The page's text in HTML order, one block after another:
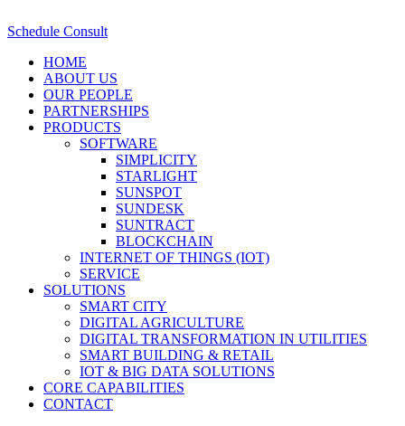
Schedule Consult
HOME
ABOUT US
OUR PEOPLE
PARTNERSHIPS
PRODUCTS
SOFTWARE
SIMPLICITY
STARLIGHT
SUNSPOT
SUNDESK
SUNTRACT
BLOCKCHAIN
INTERNET OF THINGS (IOT)
SERVICE
SOLUTIONS
SMART CITY
DIGITAL AGRICULTURE
DIGITAL TRANSFORMATION IN UTILITIES
SMART BUILDING & RETAIL
IOT & BIG DATA SOLUTIONS
CORE CAPABILITIES
CONTACT